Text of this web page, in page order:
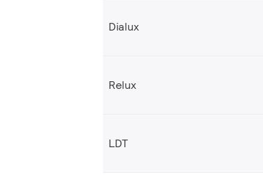
Dialux
Relux
LDT